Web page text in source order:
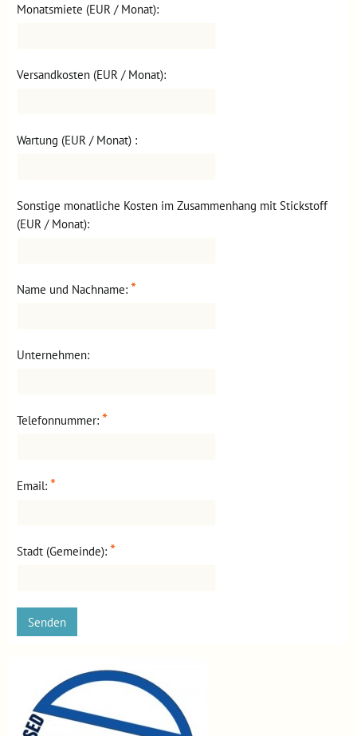
Monatsmiete (EUR / Monat):
Versandkosten (EUR / Monat):
Wartung (EUR / Monat) :
Sonstige monatliche Kosten im Zusammenhang mit Stickstoff
(EUR / Monat):
Name und Nachname: *
Unternehmen:
Telefonnummer: *
Email: *
Stadt (Gemeinde): *
Senden